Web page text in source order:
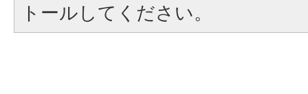
トールしてください。